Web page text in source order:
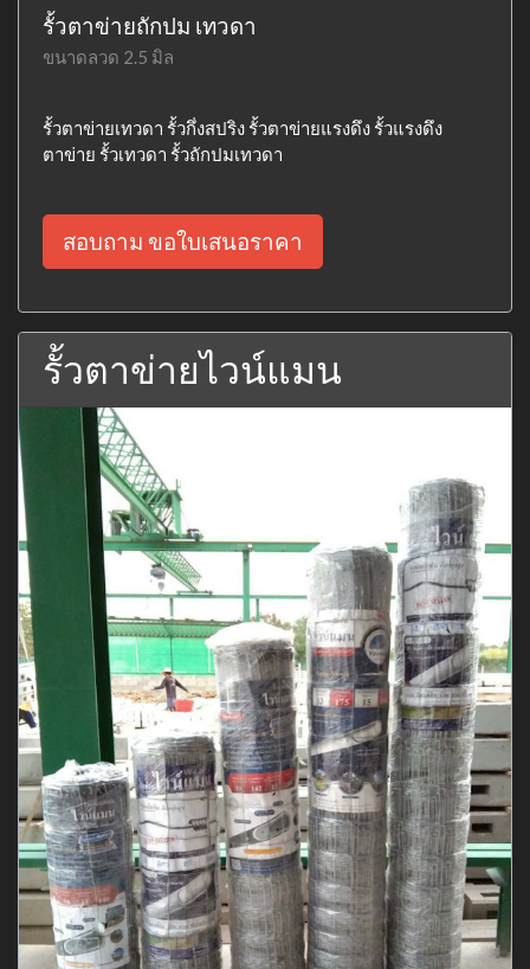
รั้วตาข่ายถักปม เทวดา
ขนาดลวด 2.5 มิล
รั้วตาข่ายเทวดา รั้วกึ่งสปริง รั้วตาข่ายแรงดึง รั้วแรงดึง
ตาข่าย รั้วเทวดา รั้วถักปมเทวดา
สอบถาม ขอใบเสนอราคา
รั้วตาข่ายไวน์แมน